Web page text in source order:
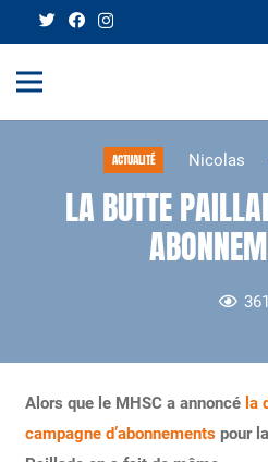
ACTUALITÉ Nicolas
LA BUTTE
361
Alors que le MHSC a annoncé la
campagne d’abonnementspour